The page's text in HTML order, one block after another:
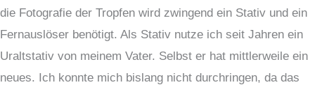
die Fotografie der Tropfen wird zwingend ein Stativ und ein
Fernauslöser benötigt. Als Stativ nutze ich seit Jahren ein
Uraltstativ von meinem Vater. Selbst er hat mittlerweile ein
neues. Ich konnte mich bislang nicht durchringen, da das